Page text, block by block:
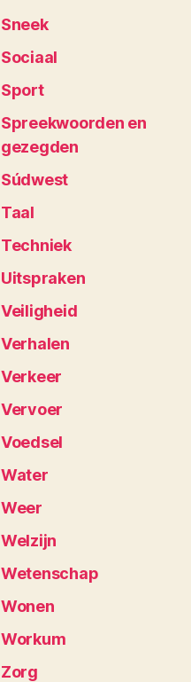
Sneek
Sociaal
Sport
Spreekwoorden en
gezegden
Súdwest
Taal
Techniek
Uitspraken
Veiligheid
Verhalen
Verkeer
Vervoer
Voedsel
Water
Weer
Welzijn
Wetenschap
Wonen
Workum
Zorg